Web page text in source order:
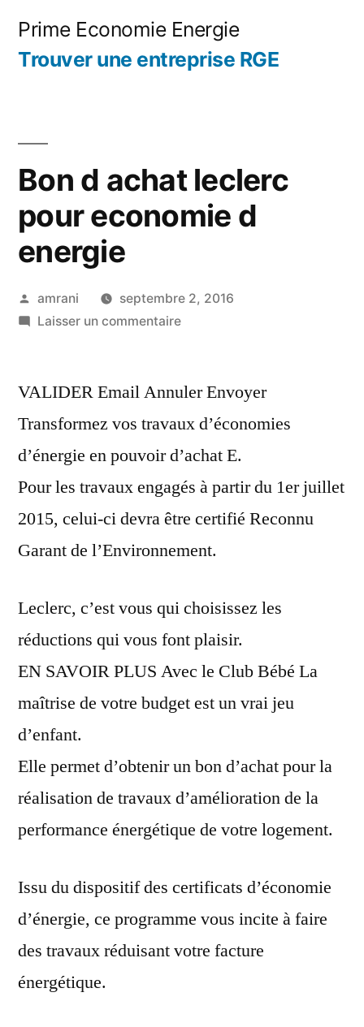
Prime Economie Energie
Trouver une entreprise RGE
Bon d achat leclerc
pour economie d
energie
Publié
par
amrani
septembre 2, 2016
Laisser un commentairesur
achat
pour
economie
d
energie
VALIDER Email Annuler Envoyer
Transformez vos travaux d’économies
d’énergie en pouvoir d’achat E.
Pour les travaux engagés à partir du 1er juillet
2015, celui-ci devra être certifié Reconnu
Garant de l’Environnement.
Leclerc, c’est vous qui choisissez les
réductions qui vous font plaisir.
EN SAVOIR PLUS Avec le Club Bébé La
maîtrise de votre budget est un vrai jeu
d’enfant.
Elle permet d’obtenir un bon d’achat pour la
réalisation de travaux d’amélioration de la
performance énergétique de votre logement.
Issu du dispositif des certificats d’économie
d’énergie, ce programme vous incite à faire
des travaux réduisant votre facture
énergétique.